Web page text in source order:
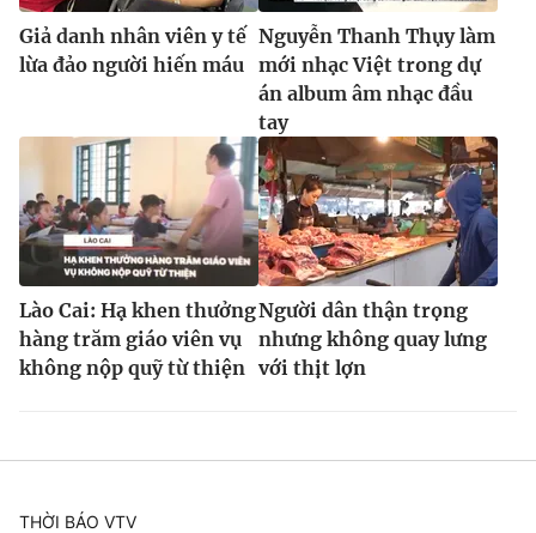
Giả danh nhân viên y tế
lừa đảo người hiến máu
Nguyễn Thanh Thụy làm
mới nhạc Việt trong dự
án album âm nhạc đầu
tay
Lào Cai: Hạ khen thưởng
hàng trăm giáo viên vụ
không nộp quỹ từ thiện
Người dân thận trọng
nhưng không quay lưng
với thịt lợn
THỜI BÁO VTV